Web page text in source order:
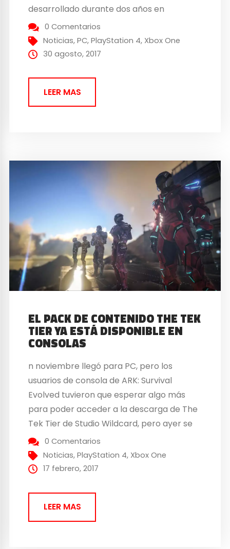
desarrollado durante dos años en
colaboración con los fans Desde el
lanzamiento en el acceso anticipado de
Steam en junio de 2015, ha reunido a más
0 Comentarios
Noticias,PC,PlayStation 4, Xbox One
30 agosto, 2017
LEER MAS
EL PACK DE CONTENIDO THE TEK
TIER YA ESTÁ DISPONIBLE EN
CONSOLAS
n noviembre llegó para PC, pero los
usuarios de consola de ARK: Survival
Evolved tuvieron que esperar algo más
para poder acceder a la descarga de The
Tek Tier de Studio Wildcard, pero ayer se
estrenó el parche 1.11 ocupando 5.55 GB de
contenido. Más allá de los añadidos, se han
actualizado también algunos elementos...
0 Comentarios
Noticias,PlayStation 4, Xbox One
17 febrero, 2017
LEER MAS